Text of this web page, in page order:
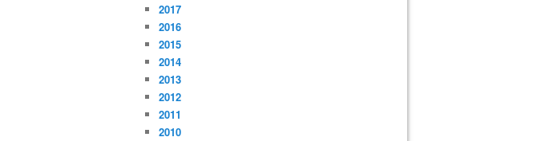
2017
2016
2015
2014
2013
2012
2011
2010